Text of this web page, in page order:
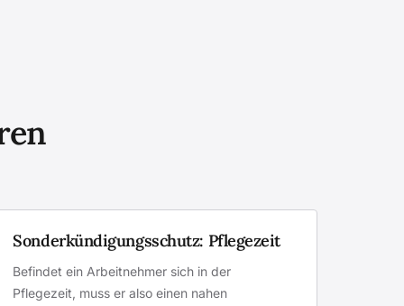
Sonderkündigungsschutz: Pflegezeit
Befindet ein Arbeitnehmer sich in der
Pflegezeit, muss er also einen nahen